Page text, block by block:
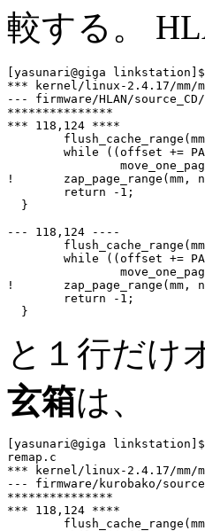
較する。
[yasunari@giga
*** kernel/linux-2.4.17/mm/
--- firmware/HLAN/
***************
*** 118,124 ****
while ((offset +=
!       zap_page_range(mm,
        return -1;
  }
--- 118,124 ----
while ((offset +=
!       zap_page_range(mm,
        return -1;
と１行だけ
玄箱は、
[yasunari@giga
remap.c
*** kernel/linux-2.4.17/mm/
--- firmware/kurobako/
***************
*** 118,124 ****